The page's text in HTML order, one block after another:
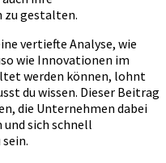
zu gestalten.
vertiefte Analyse, wie
wie Innovationen im
werden können, lohnt
du wissen. Dieser Beitrag
die Unternehmen dabei
sich schnell